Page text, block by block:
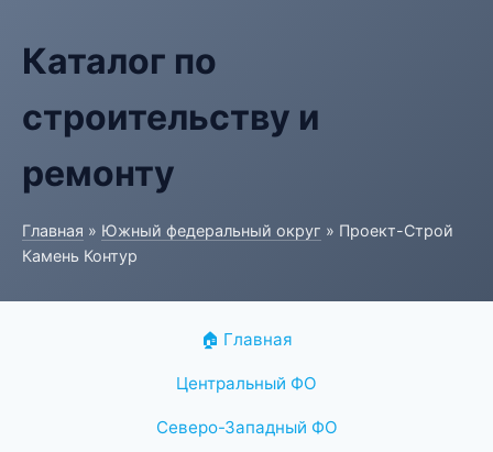
Каталог по
строительству и
ремонту
Главная » Южный федеральный округ » Проект-Строй
Камень Контур
🏠 Главная
Центральный ФО
Северо-Западный ФО